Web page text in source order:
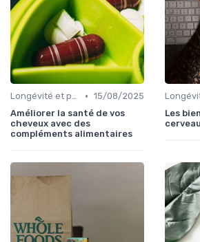
Longévité et prévention • 15/08/2025
Améliorer la santé de vos
cheveux avec des
compléments alimentaires
Les